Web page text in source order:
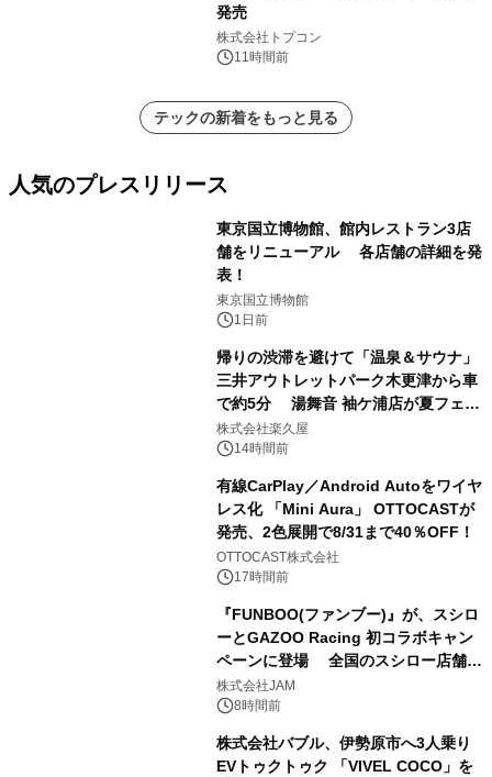
発売
株式会社トプコン
11時間前
テックの新着をもっと見る
人気のプレスリリース
東京国立博物館、館内レストラン3店
舗をリニューアル 各店舗の詳細を発
表！
東京国立博物館
1日前
帰りの渋滞を避けて「温泉＆サウナ」
三井アウトレットパーク木更津から車
で約5分 湯舞音 袖ケ浦店が夏フェア
メニューを提供
株式会社楽久屋
14時間前
有線CarPlay／Android Autoをワイヤ
レス化 「Mini Aura」 OTTOCASTが
発売、2色展開で8/31まで40％OFF！
OTTOCAST株式会社
17時間前
『FUNBOO(ファンブー)』が、スシロ
ーとGAZOO Racing 初コラボキャン
ペーンに登場 全国のスシロー店舗で
GR 4車種の FUNBOO(ミニカー)付き
メニューが展開されます
株式会社JAM
8時間前
株式会社バブル、伊勢原市へ3人乗り
EVトゥクトゥク 「VIVEL COCO」を